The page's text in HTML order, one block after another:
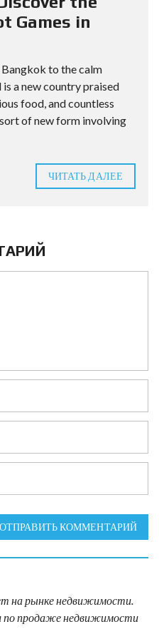
Games in
to the calm
a new country praised
food, and countless
of new form involving
ЧИТАТЬ ДАЛЕЕ
ОТПРАВИТЬ КОММЕНТАРИЙ
на рынке недвижимости.
по продаже недвижимости